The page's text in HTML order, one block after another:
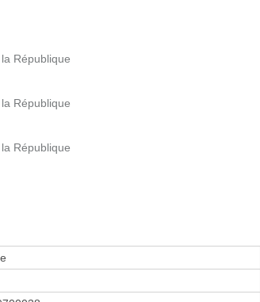
République
République
République